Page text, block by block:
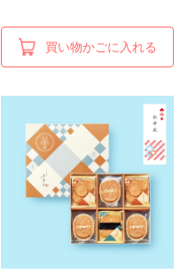
買い物かごに入れる